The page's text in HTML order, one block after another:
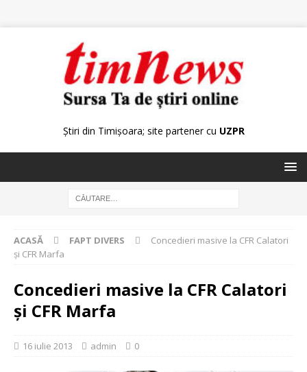
Știri din Timișoara; site partener cu UZPR
ACASĂ FAPT DIVERS
Concedieri masive la CFR Calatori
şi CFR Marfa
Concedieri masive la CFR Calatori
şi CFR Marfa
16 iulie 2013 admin 0